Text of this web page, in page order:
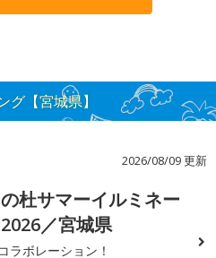
グ【宮城県】
2026/08/09 更新
杜サマーイルミネー
／宮城県
ラボレーション！